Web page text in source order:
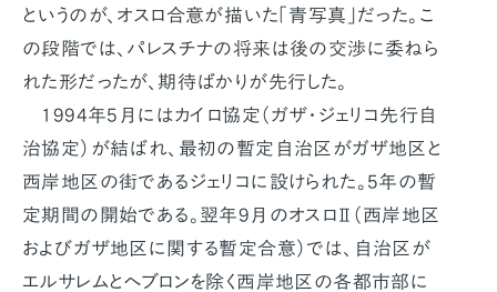
というのが、オスロ合意が描いた「青写真」だった。こ
の段階では、パレスチナの将来は後の交渉に委ねら
れた形だったが、期待ばかりが先行した。
1994年5月にはカイロ協定（ガザ・ジェリコ先行自
治協定）が結ばれ、最初の暫定自治区がガザ地区と
西岸地区の街であるジェリコに設けられた。5年の暫
定期間の開始である。翌年9月のオスロⅡ（西岸地区
およびガザ地区に関する暫定合意）では、自治区が
エルサレムとヘブロンを除く西岸地区の各都市部に